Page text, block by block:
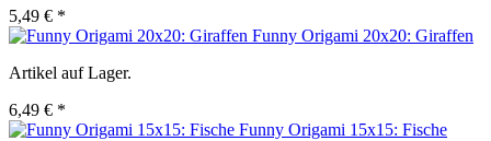
5,49 € *
Funny Origami 20x20: Giraffen
Artikel auf Lager.
6,49 € *
Funny Origami 15x15: Fische